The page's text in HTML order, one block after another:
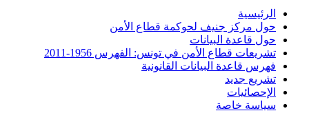
الرئيسية
حول مركز جنيف لحوكمة قطاع الأمن
حول قاعدة البيانات
تشريعات قطاع الأمن في تونس: الفهرس 1956-2011
فهرس قاعدة البيانات القانونية
تشريع جديد
الإحصائيات
سياسة خاصة